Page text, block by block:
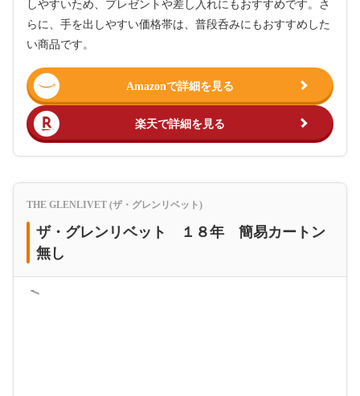
しやすいため、プレゼントや差し入れにもおすすめです。さ
らに、手を出しやすい価格帯は、普段呑みにもおすすめした
い商品です。
Amazonで詳細を見る
楽天で詳細を見る
THE GLENLIVET (ザ・グレンリベット)
ザ・グレンリベット １８年 簡易カートン
無し
＜